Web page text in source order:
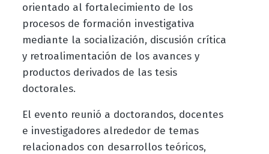
orientado al fortalecimiento de los
procesos de formación investigativa
mediante la socialización, discusión crítica
y retroalimentación de los avances y
productos derivados de las tesis
doctorales.
El evento reunió a doctorandos, docentes
e investigadores alrededor de temas
relacionados con desarrollos teóricos,